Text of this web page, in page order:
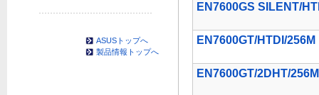
EN7600GS SILENT/
EN7600GT/HTDI/256M
EN7600GT/2DHT/
ASUSトップへ
製品情報トップへ